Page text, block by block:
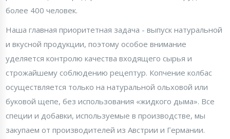
более 400 человек.
Наша главная приоритетная задача - выпуск натуральной
и вкусной продукции, поэтому особое внимание
уделяется контролю качества входящего сырья и
строжайшему соблюдению рецептур. Копчение колбас
осуществляется только на натуральной ольховой или
буковой щепе, без использования «жидкого дыма». Все
специи и добавки, используемые в производстве, мы
закупаем от производителей из Австрии и Германии.